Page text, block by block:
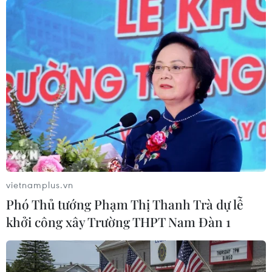
sẽ diễn ra từ ngày 15/4 đến
3/5/2024 tại Qatar, hứa hẹn sẽ
rất căng thẳng khi đây còn là giải
đấu để xác định các đại diện
châu Á tham dự Olympic Paris
2024.
(Vietnam+)
vietnamplus.vn
Phó Thủ tướng Phạm Thị Thanh Trà dự lễ
khởi công xây Trường THPT Nam Đàn 1